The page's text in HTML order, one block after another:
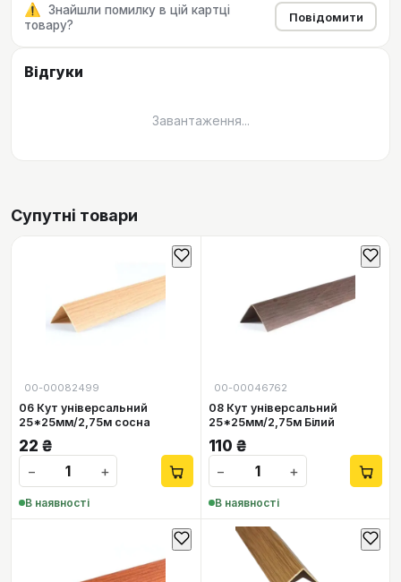
⚠️
Знайшли помилку в цій картці
товару?
Повідомити
Відгуки
Завантаження...
Супутні товари
00-00082499
06 Кут універсальний
25*25мм/2,75м сосна
22 ₴
−
+
В наявності
00-00046762
08 Кут універсальний
25*25мм/2,75м Білий
110 ₴
−
+
В наявності